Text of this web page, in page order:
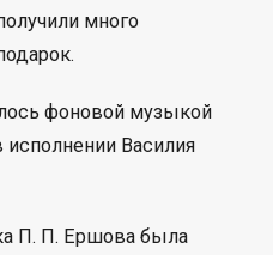
много
фоновой музыкой
Василия
П. П. Ершова была